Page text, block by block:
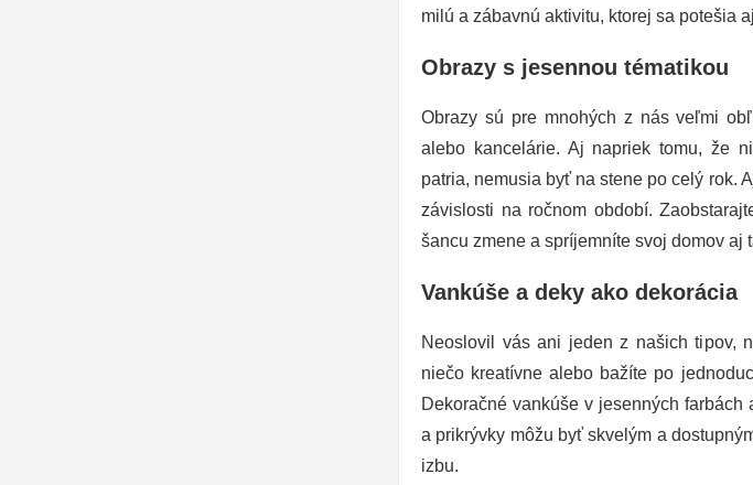
milú a zábavnú aktivitu, ktorej sa potešia
Obrazy s jesennou tématikou
Obrazy sú pre mnohých z nás veľmi
alebo kancelárie. Aj napriek tomu, že
patria, nemusia byť na stene po celý rok.
závislosti na ročnom období.
šancu zmene a spríjemníte svoj domov aj
Vankúše a deky ako dekorácia
Neoslovil vás ani jeden z našich tipov,
niečo kreatívne alebo bažíte po
Dekoračné vankúše v jesenných
a prikrývky môžu byť skvelým a
izbu.